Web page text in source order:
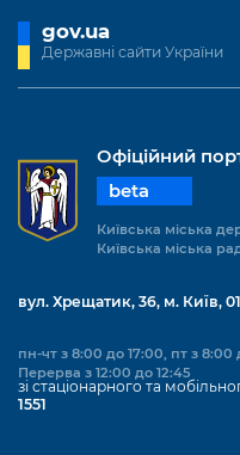
gov.ua
Державні сайти України
Офіційний
beta
Київська міська
Київська міська
вул. Хрещатик, 36, м. Київ,
пн-чт з 8:00 до 17:00, пт з 8:00
Перерва з 12:00 до 12:45
зі стаціонарного та
1551